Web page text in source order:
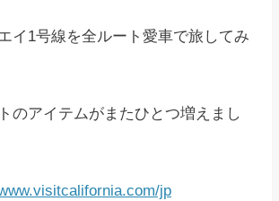
イ1号線を全ルート愛車で旅してみ
のアイテムがまたひとつ増えまし
jp